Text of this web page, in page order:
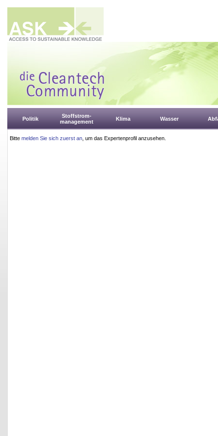
Politik
Stoffstrom-
management
Klima Wasser
Bitte melden Sie sich zuerst an , um das Expertenprofil anzusehen.